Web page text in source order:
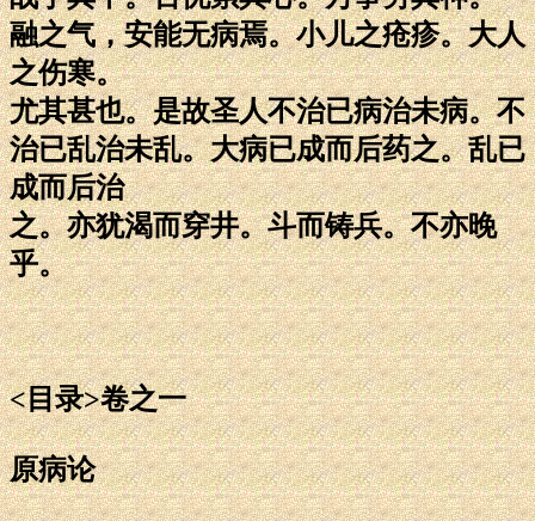
融之气，安能无病焉。小儿之疮疹。大人
之伤寒。
尤其甚也。是故圣人不治已病治未病。不
治已乱治未乱。大病已成而后药之。乱已
成而后治
之。亦犹渴而穿井。斗而铸兵。不亦晚
乎。
<目录>卷之一
原病论